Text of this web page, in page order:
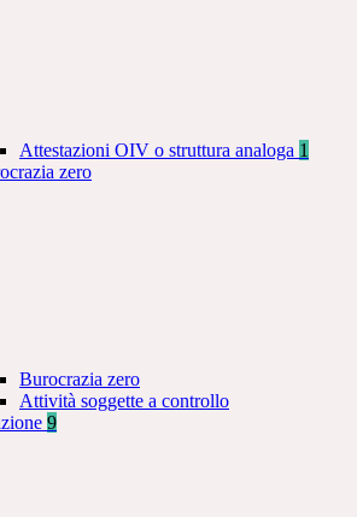
Attestazioni OIV o struttura analoga 1
zero
Burocrazia zero
Attività soggette a controllo
9